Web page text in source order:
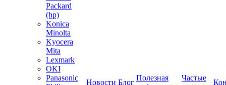
Packard
(hp)
Konica
Minolta
Kyocera
Mita
Lexmark
OKI
Panasonic
Новости Блог
Полезная
Частые